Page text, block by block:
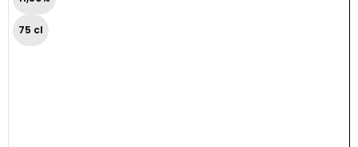
75 cl